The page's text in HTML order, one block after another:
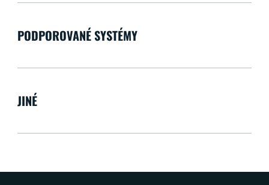
PODPOROVANÉ SYSTÉMY
JINÉ